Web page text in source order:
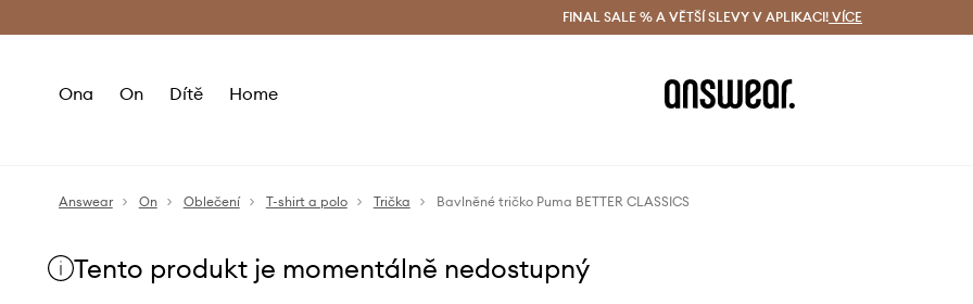
Doručení a vrácení zdarma (od 1800 Kč) Doručení i do 24 h
FINAL SALE % A VĚTŠÍ SLEVY V APLIKACI! VÍCE
Ona On Dítě Home
Answear On Oblečení T-shirt a polo Trička Bavlněné tričko Puma BETTER CLASSICS
Tento produkt je momentálně nedostupný